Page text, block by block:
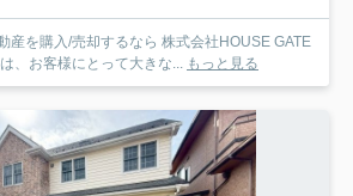
産を購入/売却するなら 株式会社HOUSE GATE
、お客様にとって大きな... もっと見る